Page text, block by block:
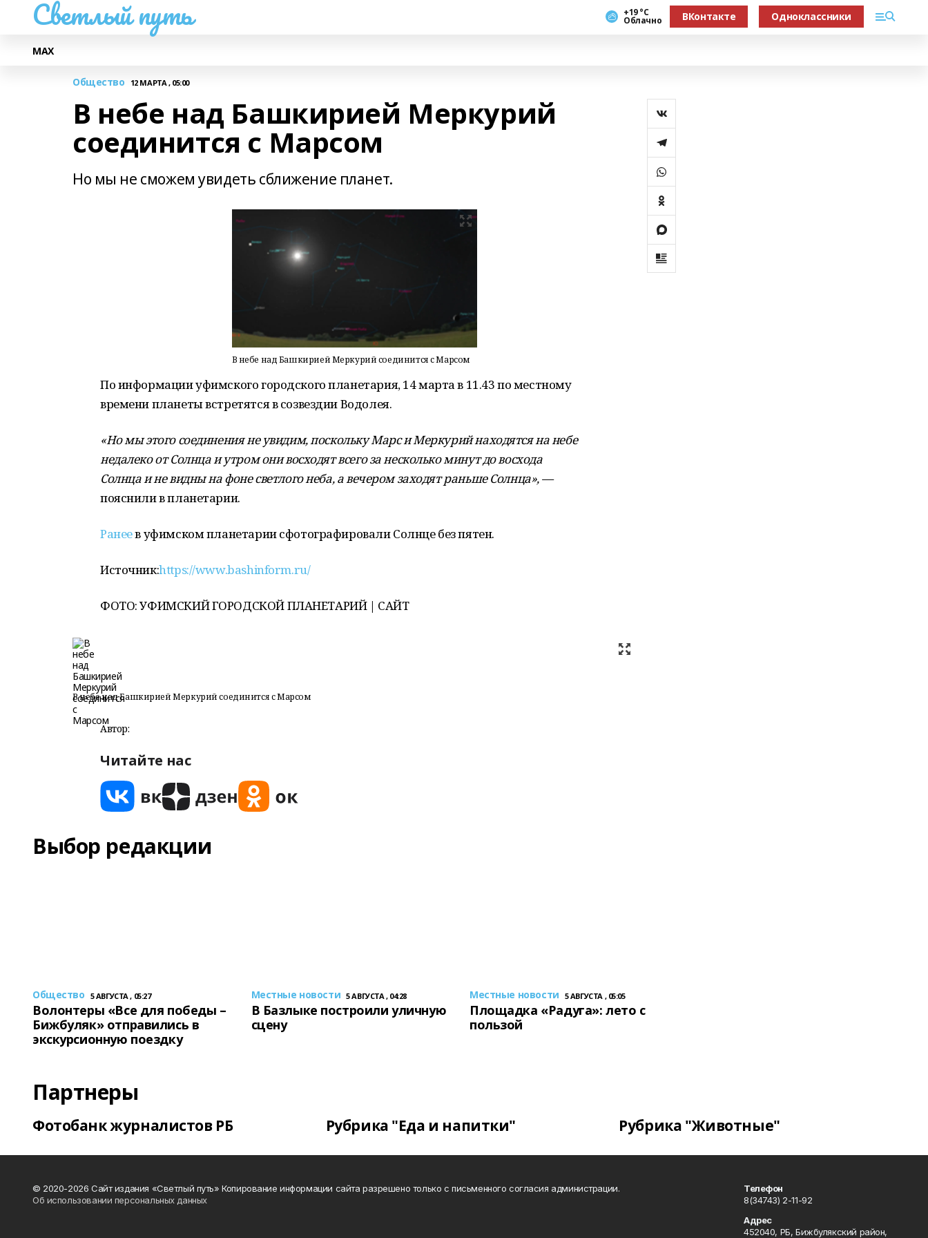
Светлый путь +19 °С
Облачно ВКонтакте Одноклассники
МАХ
Общество 12 МАРТА , 05:00
В небе над Башкирией Меркурий
соединится с Марсом
Но мы не сможем увидеть сближение планет.
В небе над Башкирией Меркурий соединится с Марсом
По информации уфимского городского планетария, 14 марта в 11.43 по местному
времени планеты встретятся в созвездии Водолея.
«Но мы этого соединения не увидим, поскольку Марс и Меркурий находятся на небе
недалеко от Солнца и утром они восходят всего за несколько минут до восхода
Солнца и не видны на фоне светлого неба, а вечером заходят раньше Солнца», —
пояснили в планетарии.
Ранеев уфимском планетарии сфотографировали Солнце без пятен.
Источник:https://www.bashinform.ru/
ФОТО: УФИМСКИЙ ГОРОДСКОЙ ПЛАНЕТАРИЙ | САЙТ
В небе над Башкирией Меркурий соединится с Марсом
Автор:
Читайте нас
Выбор редакции
Общество 5 АВГУСТА , 05:27
Волонтеры «Все для победы –
Бижбуляк» отправились в
экскурсионную поездку
Местные новости 5 АВГУСТА , 04:28
В Базлыке построили уличную
сцену
Местные новости 5 АВГУСТА , 05:05
Площадка «Радуга»: лето с
пользой
Партнеры
Фотобанк журналистов РБ Рубрика "Еда и напитки" Рубрика "Животные"
© 2020-2026 Сайт издания «Светлый путь» Копирование информации сайта разрешено только с письменного согласия администрации.
Об использовании персональных данных
Телефон
8(34743) 2-11-92
Адрес
452040, РБ, Бижбулякский район,